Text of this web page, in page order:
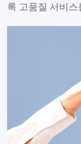
록 고품질 서비스